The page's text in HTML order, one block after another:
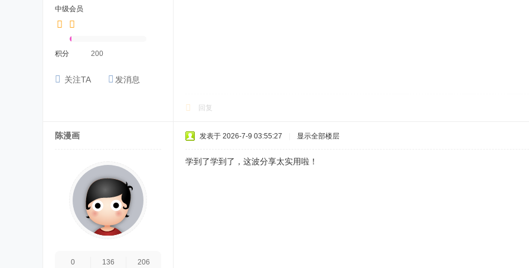
中级会员
积分 200
关注TA 发消息
回复
陈漫画
0
136
206
发表于 2026-7-9 03:55:27 显示全部楼层
学到了学到了，这波分享太实用啦！